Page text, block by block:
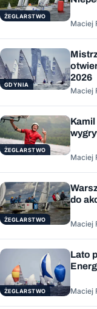
ŻEGLARSTWO
Maciej
GDYNIA
2026
Maciej
ŻEGLARSTWO
Maciej
ŻEGLARSTWO
do
Maciej
ŻEGLARSTWO
Lato
Maciej